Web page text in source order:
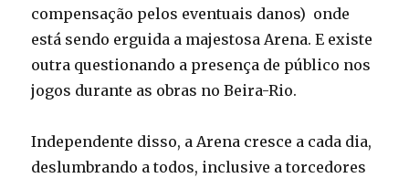
compensação pelos eventuais danos) onde
está sendo erguida a majestosa Arena. E existe
outra questionando a presença de público nos
jogos durante as obras no Beira-Rio.
Independente disso, a Arena cresce a cada dia,
deslumbrando a todos, inclusive a torcedores